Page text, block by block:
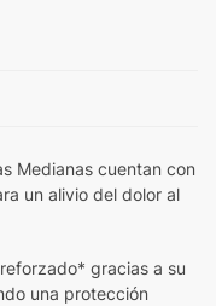
Medianas cuentan con
un alivio del dolor al
gracias a su
una protección